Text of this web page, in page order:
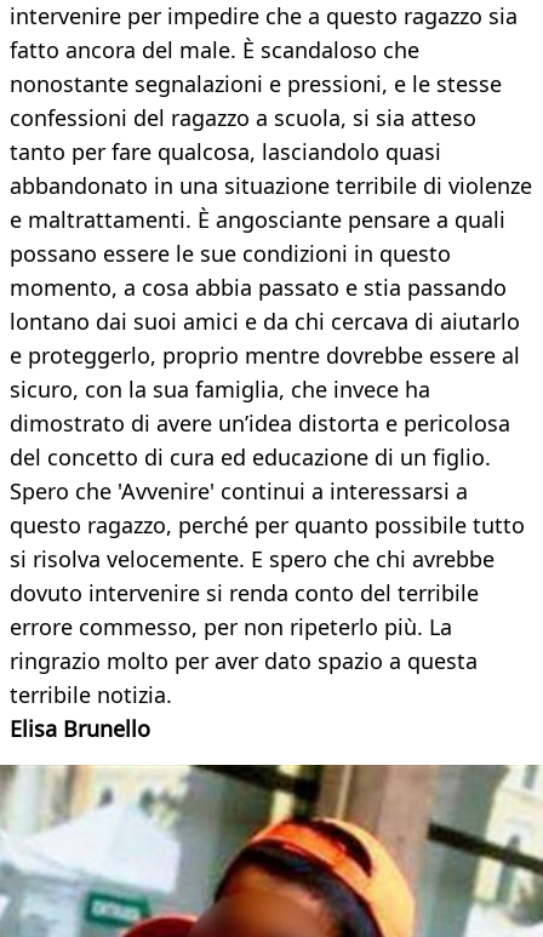
intervenire per impedire che a questo ragazzo sia
fatto ancora del male. È scandaloso che
nonostante segnalazioni e pressioni, e le stesse
confessioni del ragazzo a scuola, si sia atteso
tanto per fare qualcosa, lasciandolo quasi
abbandonato in una situazione terribile di violenze
e maltrattamenti. È angosciante pensare a quali
possano essere le sue condizioni in questo
momento, a cosa abbia passato e stia passando
lontano dai suoi amici e da chi cercava di aiutarlo
e proteggerlo, proprio mentre dovrebbe essere al
sicuro, con la sua famiglia, che invece ha
dimostrato di avere un’idea distorta e pericolosa
del concetto di cura ed educazione di un figlio.
Spero che 'Avvenire' continui a interessarsi a
questo ragazzo, perché per quanto possibile tutto
si risolva velocemente. E spero che chi avrebbe
dovuto intervenire si renda conto del terribile
errore commesso, per non ripeterlo più. La
ringrazio molto per aver dato spazio a questa
terribile notizia.
Elisa Brunello